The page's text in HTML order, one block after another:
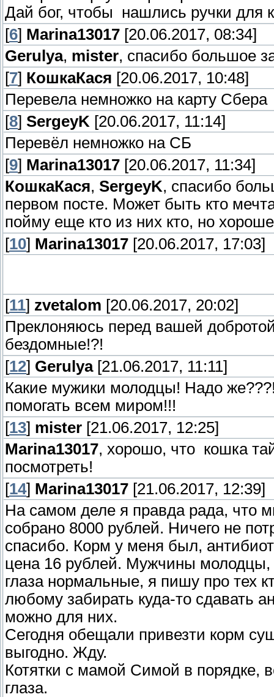
Дай бог, чтобы нашлись ручки для
[6] Marina13017 [20.06.2017, 08:34]
Gerulya, mister, спасибо большое
[7] КошкаКася [20.06.2017, 10:48]
Перевела немножко на карту Сбера
[8] SergeyK [20.06.2017, 11:14]
Перевёл немножко на СБ
[9] Marina13017 [20.06.2017, 11:34]
КошкаКася, SergeyK, спасибо
первом посте. Может быть кто
пойму еще кто из них кто, но
[10] Marina13017 [20.06.2017, 17:03]
[11] zvetalom [20.06.2017, 20:02]
Преклоняюсь перед вашей
бездомные!?!
[12] Gerulya[21.06.2017, 11:11]
Какие мужики молодцы! Надо
помогать всем миром!!!
[13] mister [21.06.2017, 12:25]
Marina13017, хорошо, что кошка
посмотреть!
[14] Marina13017 [21.06.2017, 12:39]
На самом деле я правда рада, что
собрано 8000 рублей. Ничего не
спасибо. Корм у меня был,
цена 16 рублей. Мужчины молодцы,
глаза нормальные, я пишу про тех
любому забирать куда-то сдавать
можно для них.
Сегодня обещали привезти корм
выгодно. Жду.
Котятки с мамой Симой в порядке,
глаза.